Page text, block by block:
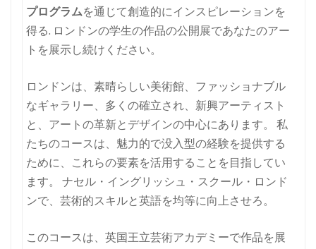
プログラムを通じて創造的にインスピレーションを
得る. ロンドンの学生の作品の公開展であなたのアー
トを展示し続けください。
ロンドンは、素晴らしい美術館、ファッショナブル
なギャラリー、多くの確立され、新興アーティスト
と、アートの革新とデザインの中心にあります。 私
たちのコースは、魅力的で没入型の経験を提供する
ために、これらの要素を活用することを目指してい
ます。 ナセル・イングリッシュ・スクール・ロンド
ンで、芸術的スキルと英語を均等に向上させろ。
このコースは、英国王立芸術アカデミーで作品を展